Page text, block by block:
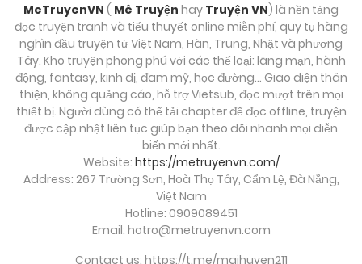
MeTruyenVN ( Mê Truyện hay Truyện VN) là nền tảng
đọc truyện tranh và tiểu thuyết online miễn phí, quy tụ hàng
nghìn đầu truyện từ Việt Nam, Hàn, Trung, Nhật và phương
Tây. Kho truyện phong phú với các thể loại: lãng mạn, hành
động, fantasy, kinh dị, đam mỹ, học đường… Giao diện thân
thiện, không quảng cáo, hỗ trợ Vietsub, đọc mượt trên mọi
thiết bị. Người dùng có thể tải chapter để đọc offline, truyện
được cập nhật liên tục giúp bạn theo dõi nhanh mọi diễn
biến mới nhất.
Website: https://metruyenvn.com/
Address: 267 Trường Sơn, Hoà Thọ Tây, Cẩm Lệ, Đà Nẵng,
Việt Nam
Hotline: 0909089451
Email: hotro@metruyenvn.com
Contact us: https://t.me/maihuyen211